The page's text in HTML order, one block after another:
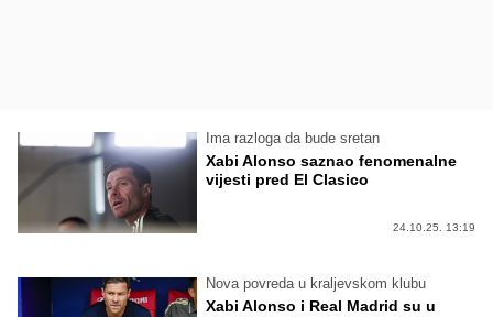
Ima razloga da bude sretan
Xabi Alonso saznao fenomenalne
vijesti pred El Clasico
24.10.25. 13:19
Nova povreda u kraljevskom klubu
Xabi Alonso i Real Madrid su u